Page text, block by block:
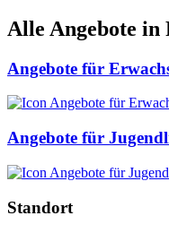
Alle Angebote in
Angebote für
Angebote für
Standort